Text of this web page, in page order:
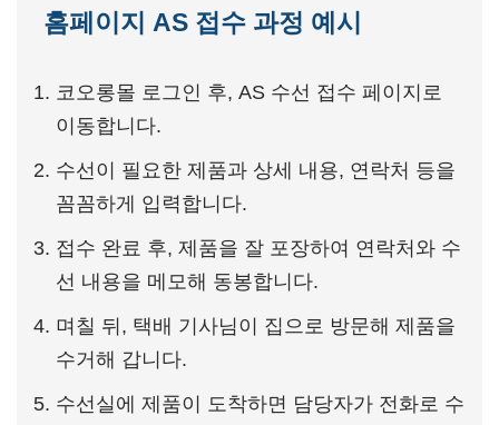
홈페이지 AS 접수 과정 예시
코오롱몰 로그인 후, AS 수선 접수 페이지로
이동합니다.
수선이 필요한 제품과 상세 내용, 연락처 등을
꼼꼼하게 입력합니다.
접수 완료 후, 제품을 잘 포장하여 연락처와 수
선 내용을 메모해 동봉합니다.
며칠 뒤, 택배 기사님이 집으로 방문해 제품을
수거해 갑니다.
수선실에 제품이 도착하면 담당자가 전화로 수